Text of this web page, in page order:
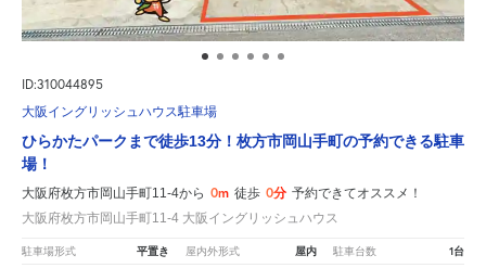
ID:310044895
大阪イングリッシュハウス駐車場
ひらかたパークまで徒歩13分！枚方市岡山手町の予約できる駐車
場！
大阪府枚方市岡山手町11-4から 0m 徒歩 0分 予約できてオススメ！
大阪府枚方市岡山手町11-4 大阪イングリッシュハウス
駐車場形式 平置き 屋内外形式 屋内 駐車台数 1台